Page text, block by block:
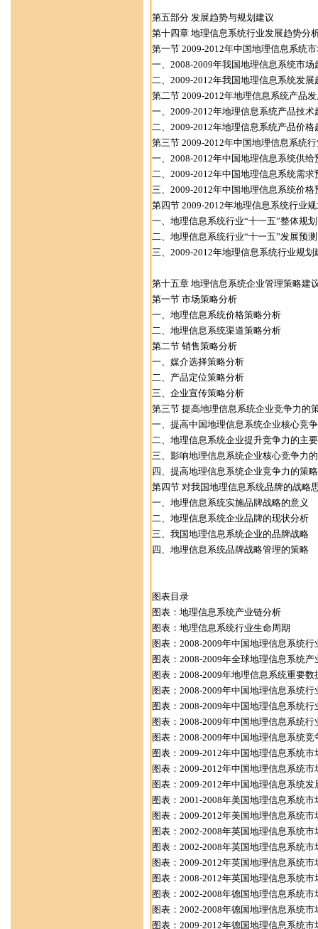
第五部分 发展趋势与规划建议
第十四章 地理信息系统行业发展趋势分
第一节 2009-2012年中国地理信息系统
一、2008-2009年我国地理信息系统市场
二、2009-2012年我国地理信息系统发展
第二节 2009-2012年地理信息系统产品
一、2009-2012年地理信息系统产品技术
二、2009-2012年地理信息系统产品价格
第三节 2009-2012年中国地理信息系统
一、2008-2012年中国地理信息系统供给
二、2009-2012年中国地理信息系统需求
三、2009-2012年中国地理信息系统价格
第四节 2009-2012年地理信息系统行业
一、地理信息系统行业“十一五”整体规划
二、地理信息系统行业“十一五”发展预测
三、2009-2012年地理信息系统行业规划
第十五章 地理信息系统企业管理策略建
第一节 市场策略分析
一、地理信息系统价格策略分析
二、地理信息系统渠道策略分析
第二节 销售策略分析
一、媒介选择策略分析
二、产品定位策略分析
三、企业宣传策略分析
第三节 提高地理信息系统企业竞争力的
一、提高中国地理信息系统企业核心竞
二、地理信息系统企业提升竞争力的主
三、影响地理信息系统企业核心竞争力
四、提高地理信息系统企业竞争力的策略
第四节 对我国地理信息系统品牌的战略
一、地理信息系统实施品牌战略的意义
二、地理信息系统企业品牌的现状分析
三、我国地理信息系统企业的品牌战略
四、地理信息系统品牌战略管理的策略
图表目录
图表：地理信息系统产业链分析
图表：地理信息系统行业生命周期
图表：2008-2009年中国地理信息系统行
图表：2008-2009年全球地理信息系统产
图表：2008-2009年地理信息系统重要数
图表：2008-2009年中国地理信息系统
图表：2008-2009年中国地理信息系统
图表：2008-2009年中国地理信息系统
图表：2008-2009年中国地理信息系统竞
图表：2009-2012年中国地理信息系统市
图表：2009-2012年中国地理信息系统
图表：2009-2012年中国地理信息系统发
图表：2001-2008年美国地理信息系统市
图表：2009-2012年美国地理信息系统
图表：2002-2008年英国地理信息系统市
图表：2002-2008年英国地理信息系统
图表：2009-2012年英国地理信息系统市
图表：2008-2012年英国地理信息系统
图表：2002-2008年德国地理信息系统市
图表：2002-2008年德国地理信息系统
图表：2009-2012年德国地理信息系统市